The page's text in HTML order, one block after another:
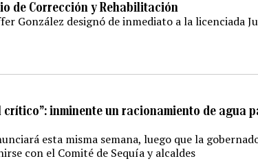
de Corrección y Rehabilitación
González designó de inmediato a la licenciada
crítico”: inminente un racionamiento de agua
esta misma semana, luego que la
con el Comité de Sequía y alcaldes